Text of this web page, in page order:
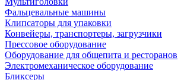
Фальцевальные машины
Клипсаторы для упаковки
Конвейеры, транспортеры, загрузчики
Прессовое оборудование
Оборудование для общепита и ресторанов
Электромеханическое оборудование
Бликсеры